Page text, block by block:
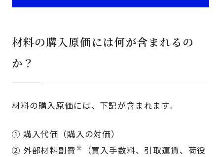
材料の購入原価には何が含まれるの
か？
材料の購入原価には、下記が含まれます。
① 購入代価（購入の対価）
② 外部材料副費※
（買入手数料、引取運賃、荷役